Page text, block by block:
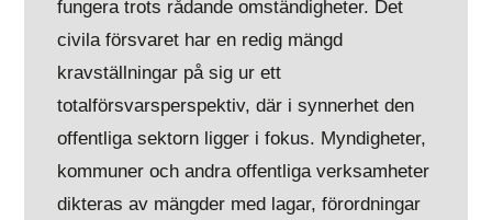
fungera trots rådande omständigheter. Det
civila försvaret har en redig mängd
kravställningar på sig ur ett
totalförsvarsperspektiv, där i synnerhet den
offentliga sektorn ligger i fokus. Myndigheter,
kommuner och andra offentliga verksamheter
dikteras av mängder med lagar, förordningar